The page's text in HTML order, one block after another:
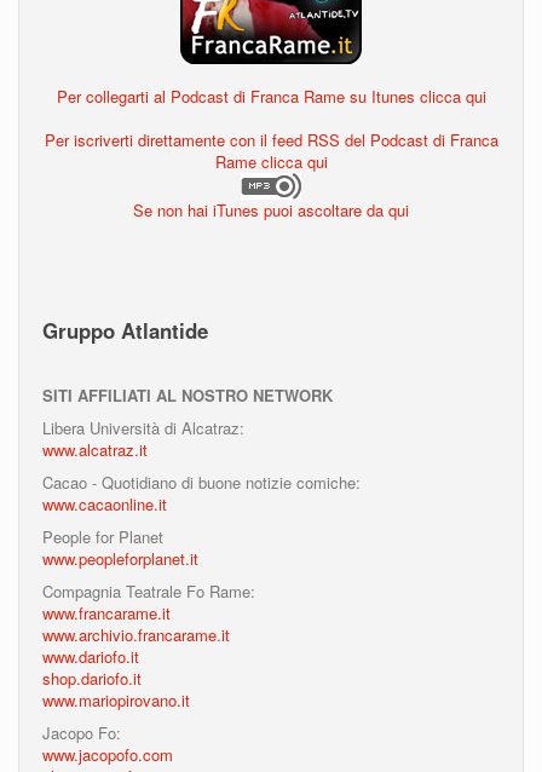
Per collegarti al Podcast di Franca Rame su Itunes clicca qui
Per iscriverti direttamente con il feed RSS del Podcast di Franca
Rame clicca qui
Se non hai iTunes puoi ascoltare da qui
Gruppo Atlantide
SITI AFFILIATI AL NOSTRO NETWORK
Libera Università di Alcatraz:
www.alcatraz.it
Cacao - Quotidiano di buone notizie comiche:
www.cacaonline.it
People for Planet
www.peopleforplanet.it
Compagnia Teatrale Fo Rame:
www.francarame.it
www.archivio.francarame.it
www.dariofo.it
shop.dariofo.it
www.mariopirovano.it
Jacopo Fo:
www.jacopofo.com